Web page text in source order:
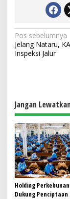
N
a
a
s
i
p
o
s
Pos sebelumnya
Jelang Nataru,
Inspeksi Jalur
Jangan
Holding
Dukung Penciptaan